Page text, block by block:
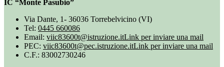
IC “Monte Pasubio”
Via Dante, 1- 36036 Torrebelvicino (VI)
Tel: 0445 660086
Email: viic83600t@istruzione.itLink per inviare una mail
PEC: viic83600t@pec.istruzione.itLink per inviare una mail
C.F.: 83002730246